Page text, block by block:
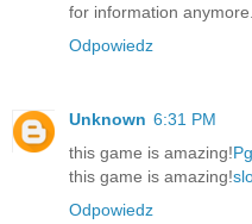
for information anymore.
Odpowiedz
Unknown 6:31 PM
this game is amazing!
this game is amazing!
Odpowiedz